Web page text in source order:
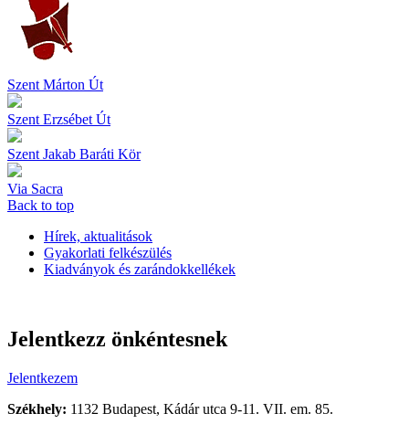
Szent Márton Út
Szent Erzsébet Út
Szent Jakab Baráti Kör
Via Sacra
Back to top
Hírek, aktualitások
Gyakorlati felkészülés
Kiadványok és zarándokkellékek
Jelentkezz önkéntesnek
Jelentkezem
Székhely: 1132 Budapest, Kádár utca 9-11. VII. em. 85.